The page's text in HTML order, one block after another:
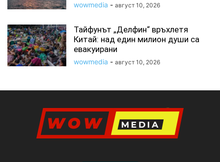
wowmedia - август 10, 2026
Тайфунът „Делфин“ връхлетя
Китай: над един милион души са
евакуирани
wowmedia - август 10, 2026